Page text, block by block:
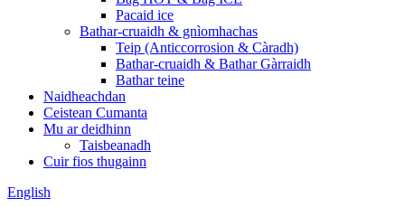
Pacaid ice
Bathar-cruaidh & gnìomhachas
Teip (Anticcorrosion & Càradh)
Bathar-cruaidh & Bathar Gàrraidh
Bathar teine
Naidheachdan
Ceistean Cumanta
Mu ar deidhinn
Taisbeanadh
Cuir fios thugainn
English